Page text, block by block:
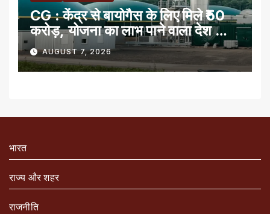
CG : केंद्र से बायोगैस के लिए मिले ₹50
करोड़, योजना का लाभ पाने वाला देश का
पहला राज्य
AUGUST 7, 2026
भारत
राज्य और शहर
राजनीति